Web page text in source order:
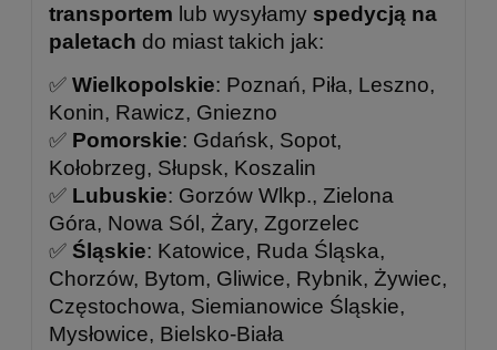
transportem lub wysyłamy spedycją na
paletach do miast takich jak:
✅ Wielkopolskie: Poznań, Piła, Leszno,
Konin, Rawicz, Gniezno
✅ Pomorskie: Gdańsk, Sopot,
Kołobrzeg, Słupsk, Koszalin
✅ Lubuskie: Gorzów Wlkp., Zielona
Góra, Nowa Sól, Żary, Zgorzelec
✅ Śląskie: Katowice, Ruda Śląska,
Chorzów, Bytom, Gliwice, Rybnik, Żywiec,
Częstochowa, Siemianowice Śląskie,
Mysłowice, Bielsko-Biała